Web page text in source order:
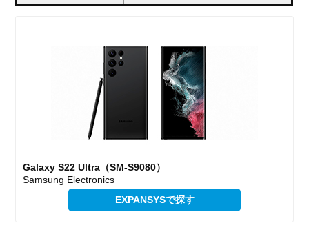
Galaxy S22 Ultra（SM-S9080）
Samsung Electronics
EXPANSYSで探す